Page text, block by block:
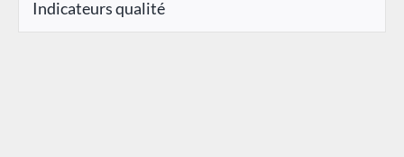
Indicateurs qualité